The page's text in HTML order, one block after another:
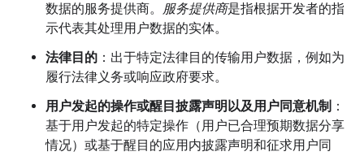
数据的服务提供商。 服务提供商是指根据开发者的指
示代表其处理用户数据的实体。
法律目的 ：出于特定法律目的传输用户数据，例如为
履行法律义务或响应政府要求。
用户发起的操作或醒目披露声明以及用户同意机制 ：
基于用户发起的特定操作（用户已合理预期数据分享
情况）或基于醒目的应用内披露声明和征求用户同